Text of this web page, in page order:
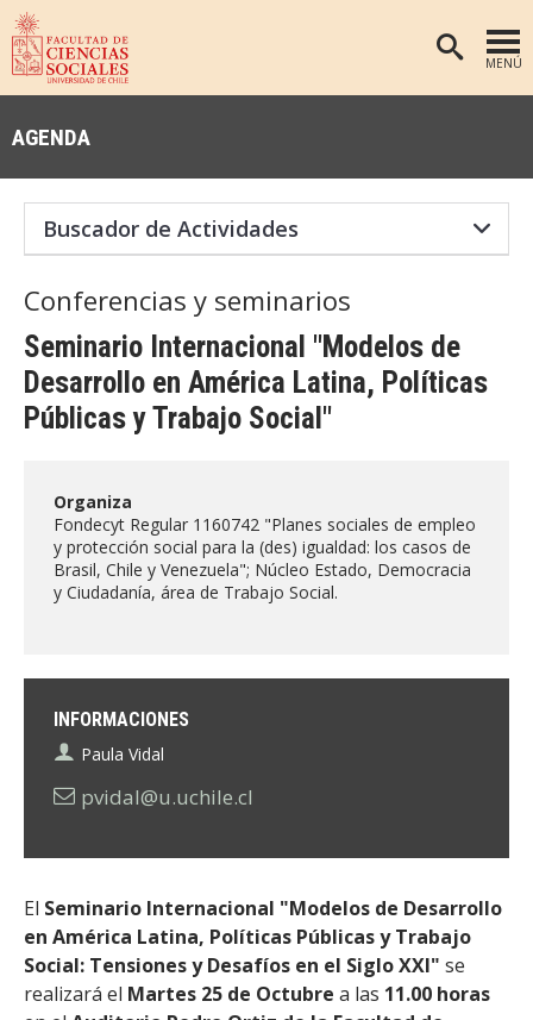
MENÚ
DEPARTAMENTOS
ANTROPOLOGÍA
EDUCACIÓN
PSICOLOGÍA
SOCIOLOGÍA
TRABAJO SOCIAL
PREGRADO
POSTGRADO
INVESTIGACIÓN
PUBLICACIONES
EXTENSIÓN
ESTUDIANTES
ACADÉMICOS
EGRESADOS
AGENDA
Conferencias y seminarios
Seminario Internacional "Modelos de
Desarrollo en América Latina, Políticas
Públicas y Trabajo Social"
INFORMACIONES
Paula Vidal
pvidal@u.uchile.cl
Organiza
Fondecyt Regular 1160742 "Planes sociales de empleo
y protección social para la (des) igualdad: los casos de
Brasil, Chile y Venezuela"; Núcleo Estado, Democracia
y Ciudadanía, área de Trabajo Social.
El Seminario Internacional "Modelos de Desarrollo
en América Latina, Políticas Públicas y Trabajo
Social: Tensiones y Desafíos en el Siglo XXI" se
realizará el Martes 25 de Octubre a las 11.00 horas